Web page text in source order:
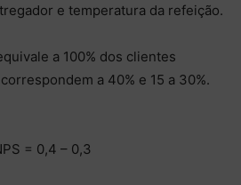
e temperatura da refeição.
a 100% dos clientes
a 40% e 15 a 30%.
= 0,4 – 0,3